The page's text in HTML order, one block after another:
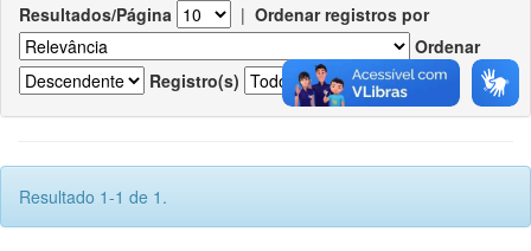
Resultados/Página | Ordenar registros por
Ordenar
Registro(s)
Resultado 1-1 de 1.